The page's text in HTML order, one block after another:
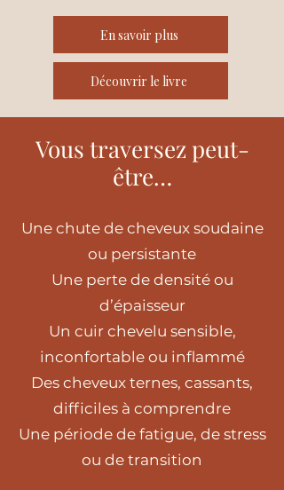
En savoir plus
Découvrir le livre
Vous traversez peut-
être…
Une chute de cheveux soudaine
ou persistante
Une perte de densité ou
d’épaisseur
Un cuir chevelu sensible,
inconfortable ou inflammé
Des cheveux ternes, cassants,
difficiles à comprendre
Une période de fatigue, de stress
ou de transition